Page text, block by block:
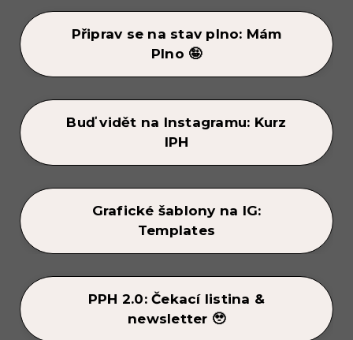
Připrav se na stav plno: Mám
Plno 🤪
Buď vidět na Instagramu: Kurz
IPH
Grafické šablony na IG:
Templates
PPH 2.0: Čekací listina &
newsletter 🥹